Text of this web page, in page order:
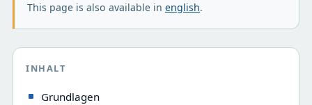
This page is also available in english.
INHALT
Grundlagen